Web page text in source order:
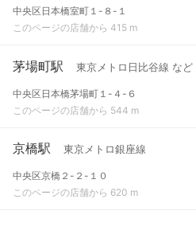
中央区日本橋室町１-８-１
このページの店舗から 415 m
茅場町駅 東京メトロ日比谷線 など
中央区日本橋茅場町１-４-６
このページの店舗から 544 m
京橋駅 東京メトロ銀座線
中央区京橋２-２-１０
このページの店舗から 620 m